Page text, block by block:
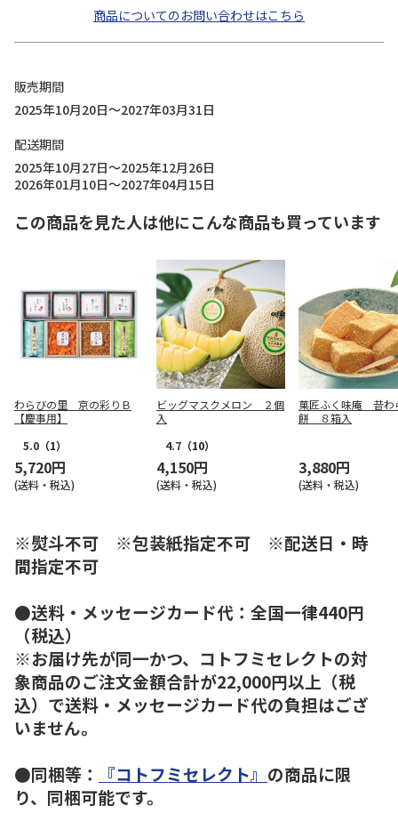
商品についてのお問い合わせはこちら
販売期間
2025年10月20日～2027年03月31日
配送期間
2025年10月27日～2025年12月26日
2026年01月10日～2027年04月15日
この商品を見た人は他にこんな商品も買っています
わらびの里 京の彩りＢ
【慶事用】
5.0 （1）
5,720円
(送料・税込)
ビッグマスクメロン ２個
入
4.7 （10）
4,150円
(送料・税込)
菓匠ふく味庵 昔わ
餅 ８箱入
3,880円
(送料・税込)
※熨斗不可 ※包装紙指定不可 ※配送日・時
間指定不可
●送料・メッセージカード代：全国一律440円
（税込）
※お届け先が同一かつ、コトフミセレクトの対
象商品のご注文金額合計が22,000円以上（税
込）で送料・メッセージカード代の負担はござ
いません。
●同梱等：
『コトフミセレクト』 の商品に限
り、同梱可能です。